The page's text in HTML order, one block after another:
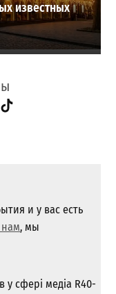
известных
TikTok
и у вас есть
, мы
у сфері медіа R40-